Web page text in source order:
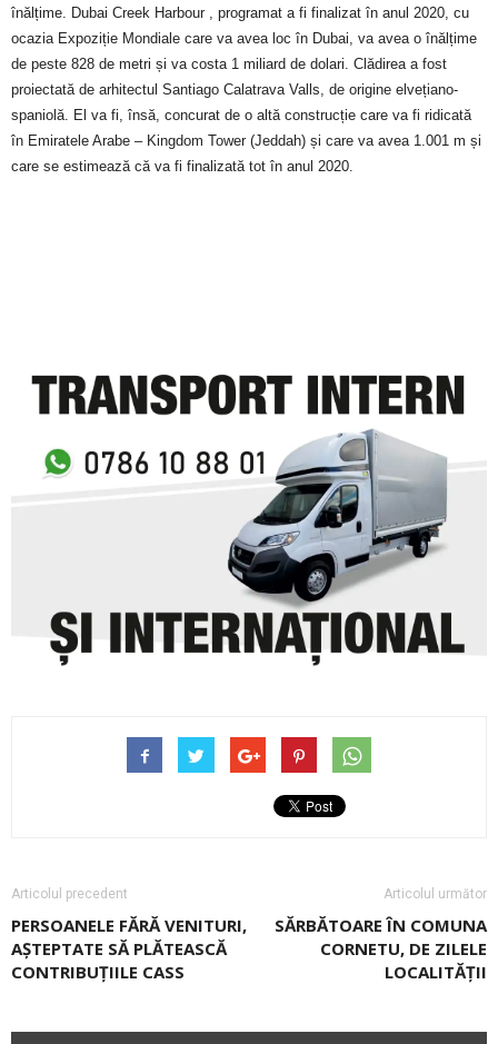
înălțime. Dubai Creek Harbour , programat a fi finalizat în anul 2020, cu
ocazia Expoziție Mondiale care va avea loc în Dubai, va avea o înălțime
de peste 828 de metri și va costa 1 miliard de dolari. Clădirea a fost
proiectată de arhitectul Santiago Calatrava Valls, de origine elvețiano-
spaniolă. El va fi, însă, concurat de o altă construcție care va fi ridicată
în Emiratele Arabe – Kingdom Tower (Jeddah) și care va avea 1.001 m și
care se estimează că va fi finalizată tot în anul 2020.
Articolul precedent
PERSOANELE FĂRĂ VENITURI,
AȘTEPTATE SĂ PLĂTEASCĂ
CONTRIBUȚIILE CASS
Articolul următor
SĂRBĂTOARE ÎN COMUNA
CORNETU, DE ZILELE
LOCALITĂŢII